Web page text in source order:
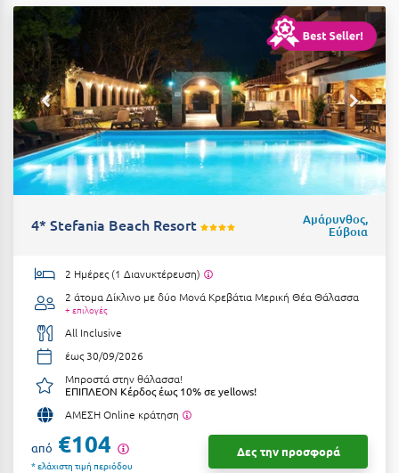
Αστυπάλαια
Αττική
Αχαΐα
Β
Βansko
Βραχάτι Κορινθίας
Βυτίνα
Γαλαξiδι
Γλυφάδα
Γρεβενά
Γύθειο
Διαμερίσματα
Studios
Boutique Hotels
Ξενώνες
Camping
Suites
Δες όλες τις προσφορές
Δες όλα τα πακέτα διακοπών
4* Stefania Beach Resort Αμάρυνθος,
Εύβοια
2 Ημέρες (1 Διανυκτέρευση)
2 άτομα Δίκλινο με δύο Μονά Κρεβάτια Μερική Θέα Θάλασσα
+ επιλογές
All Inclusive
έως 30/09/2026
Μπροστά στην θάλασσα!
ΕΠΙΠΛΕΟΝ Κέρδος έως 10% σε yellows!
ΑΜΕΣΗ Online κράτηση
από €104
* ελάχιστη τιμή περιόδου
Δες την προσφορά